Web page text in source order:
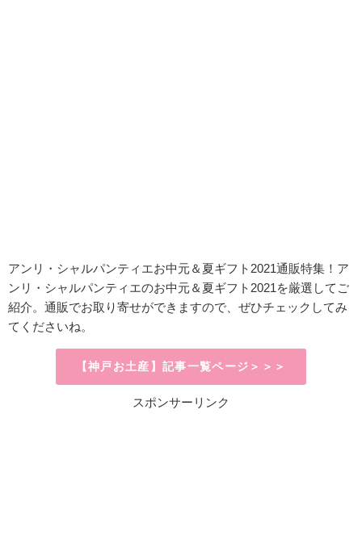
アンリ・シャルパンティエお中元＆夏ギフト2021通販特集！ア
ンリ・シャルパンティエのお中元＆夏ギフト2021を厳選してご
紹介。通販でお取り寄せができますので、ぜひチェックしてみ
てくださいね。
【神戸お土産】記事一覧ページ＞＞＞
スポンサーリンク